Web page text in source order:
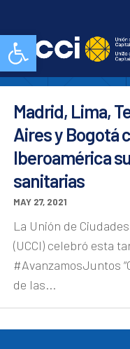
Abrir barra de
Madrid, Lima,
Aires y Bogotá
Iberoamérica
sanitarias
MAY 27, 2021
La Unión de
(UCCI) celebró esta
#AvanzamosJuntos
de las...